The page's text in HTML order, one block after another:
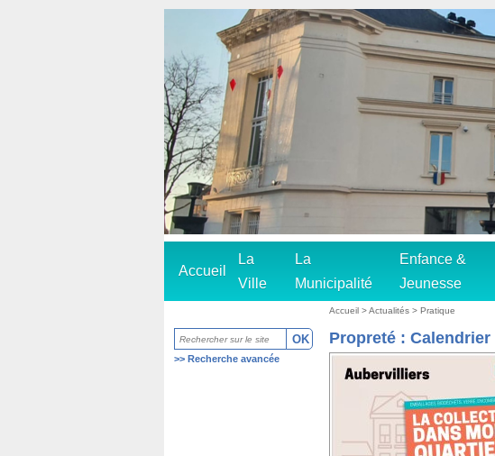
Accueil
La
Ville
La
Municipalité
Enfance &
Jeunesse
>> Recherche avancée
Accueil > Actualités > Pratique
Propreté :